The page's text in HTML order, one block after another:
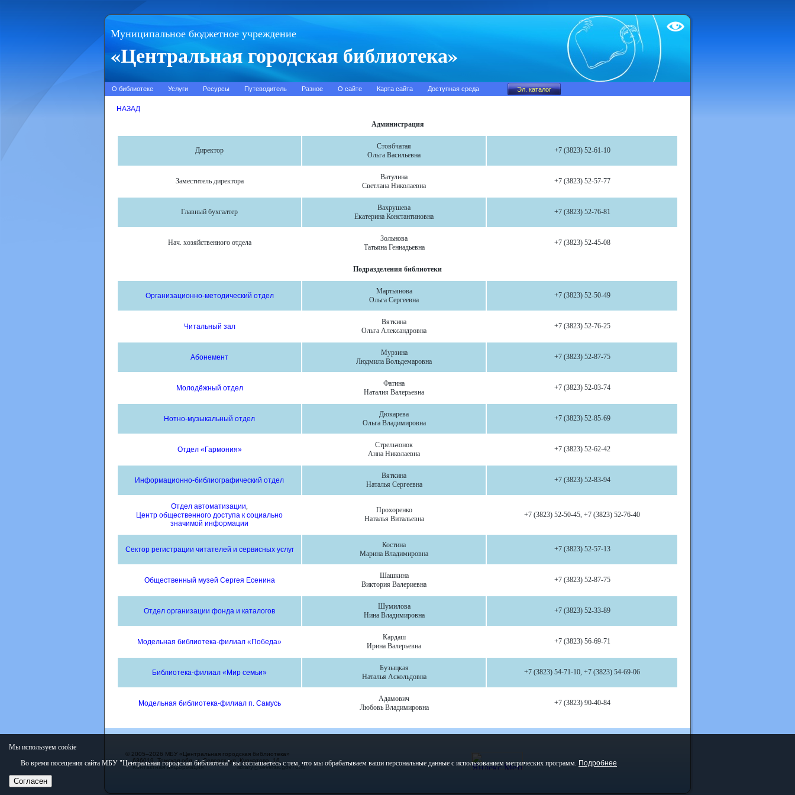
Муниципальное бюджетное учреждение
«Центральная городская библиотека»
Test
О библиотеке Услуги Ресурсы Путеводитель Разное О сайте Карта сайта Доступная среда
НАЗАД
Администрация
Директор
Стовбчатая
Ольга Васильевна
+7 (3823) 52-61-10
Заместитель директора
Ватулина
Светлана Николаевна
+7 (3823) 52-57-77
Главный бухгалтер
Вахрушева
Екатерина Константиновна
+7 (3823) 52-76-81
Нач. хозяйственного отдела
Зольнова
Татьяна Геннадьевна
+7 (3823) 52-45-08
Подразделения библиотеки
Организационно-методический отдел
Мартьянова
Ольга Сергеевна
+7 (3823) 52-50-49
Читальный зал
Вяткина
Ольга Александровна
+7 (3823) 52-76-25
Абонемент
Мурзина
Людмила Вольдемаровна
+7 (3823) 52-87-75
Молодёжный отдел
Фатина
Наталия Валерьевна
+7 (3823) 52-03-74
Нотно-музыкальный отдел
Дюкарева
Ольга Владимировна
+7 (3823) 52-85-69
Отдел «Гармония»
Стрельчонок
Анна Николаевна
+7 (3823) 52-62-42
Информационно-библиографический отдел
Вяткина
Наталья Сергеевна
+7 (3823) 52-83-94
Отдел автоматизации,
Центр общественного доступа к социально
значимой информации
Прохоренко
Наталья Витальевна
+7 (3823) 52-50-45, +7 (3823) 52-76-40
Сектор регистрации читателей и сервисных услуг
Костина
Марина Владимировна
+7 (3823) 52-57-13
Общественный музей Сергея Есенина
Шашкина
Виктория Валериевна
+7 (3823) 52-87-75
Отдел организации фонда и каталогов
Шумилова
Нина Владимировна
+7 (3823) 52-33-89
Модельная библиотека-филиал «Победа»
Кардаш
Ирина Валерьевна
+7 (3823) 56-69-71
Библиотека-филиал «Мир семьи»
Бузыцкая
Наталья Аскольдовна
+7 (3823) 54-71-10, +7 (3823) 54-69-06
Модельная библиотека-филиал п. Самусь
Адамович
Любовь Владимировна
+7 (3823) 90-40-84
© 2005–2026 МБУ «Центральная городская библиотека»
636019, Томская обл., г. Северск, ул. Курчатова, 16
Контактная информация
library@seversk.gov70.ru
Мы используем cookie
Во время посещения сайта МБУ "Центральная городская библиотека" вы соглашаетесь с тем, что мы обрабатываем ваши персональные данные с использованием метрических программ. Подробнее
Согласен